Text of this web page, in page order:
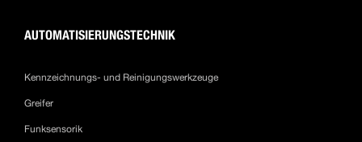
AUTOMATISIERUNGSTECHNIK
Kennzeichnungs- und Reinigungswerkzeuge
Greifer
Funksensorik